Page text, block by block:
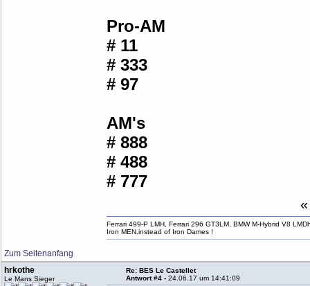
Pro-AM
# 11
# 333
# 97
AM's
# 888
# 488
# 777
Zum Seitenanfang
Ferrari 499-P LMH, Ferrari 296 GT3LM, BMW M-Hybrid V8
Iron MEN.instead of Iron Dames !
hrkothe
Le Mans Sieger
Re: BES Le Castellet
Antwort #4 -24.06.17 um 14:41:09